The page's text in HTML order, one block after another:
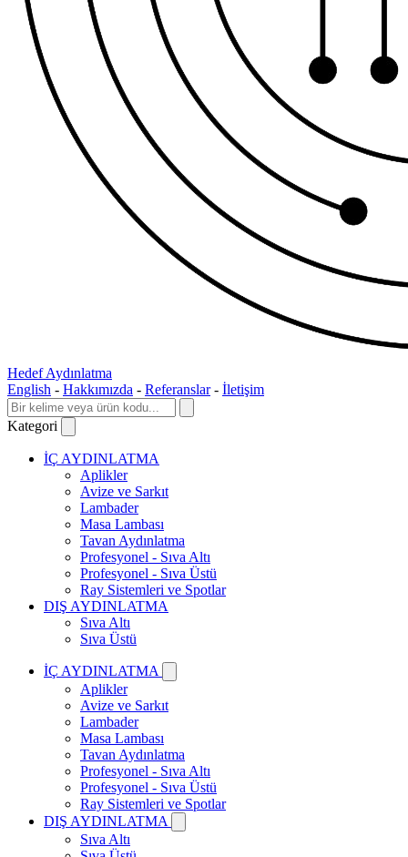
Hedef Aydınlatma
English - Hakkımızda - Referanslar - İletişim
Kategori
İÇ AYDINLATMA
Aplikler
Avize ve Sarkıt
Lambader
Masa Lambası
Tavan Aydınlatma
Profesyonel - Sıva Altı
Profesyonel - Sıva Üstü
Ray Sistemleri ve Spotlar
DIŞ AYDINLATMA
Sıva Altı
Sıva Üstü
İÇ AYDINLATMA
Aplikler
Avize ve Sarkıt
Lambader
Masa Lambası
Tavan Aydınlatma
Profesyonel - Sıva Altı
Profesyonel - Sıva Üstü
Ray Sistemleri ve Spotlar
DIŞ AYDINLATMA
Sıva Altı